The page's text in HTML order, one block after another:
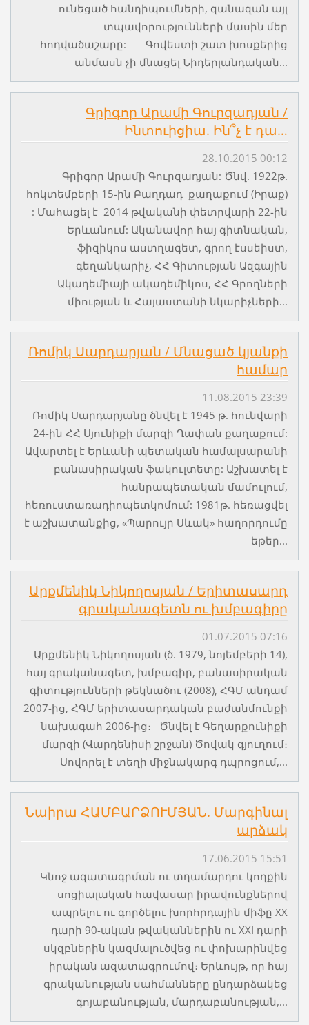
ունեցած հանդիպումների, զանազան այլ
տպավորությունների մասին մեր
հոդվածաշարը: Գովեստի շատ խոսքերից
անմասն չի մնացել Նիդերլանդական...
Գրիգոր Արամի Գուրզադյան /
Ինտուիցիա. Ին՞չ է դա…
28.10.2015 00:12
Գրիգոր Արամի Գուրզադյան: Ծնվ. 1922թ.
հոկտեմբերի 15-ին Բաղդադ քաղաքում (Իրաք)
: Մահացել է 2014 թվականի փետրվարի 22-ին
Երևանում: Ականավոր հայ գիտնական,
ֆիզիկոս աստղագետ, գրող էսսեիստ,
գեղանկարիչ, ՀՀ Գիտության Ազգային
Ակադեմիայի ակադեմիկոս, ՀՀ Գրողների
միության և Հայաստանի նկարիչների...
Ռոմիկ Սարդարյան / Մնացած կյանքի
համար
11.08.2015 23:39
Ռոմիկ Սարդարյանը ծնվել է 1945 թ. հունվարի
24-ին ՀՀ Սյունիքի մարզի Ղափան քաղաքում:
Ավարտել է Երևանի պետական համալսարանի
բանասիրական ֆակուլտետը: Աշխատել է
հանրապետական մամուլում,
հեռուստառադիոպետկոմում: 1981թ. հեռացվել
է աշխատանքից, «Պարույր Սևակ» հաղորդումը
եթեր...
Արքմենիկ Նիկողոսյան / Երիտասարդ
գրականագետն ու խմբագիրը
01.07.2015 07:16
Արքմենիկ Նիկողոսյան (ծ. 1979, նոյեմբերի 14),
հայ գրականագետ, խմբագիր, բանասիրական
գիտությունների թեկնածու (2008), ՀԳՄ անդամ
2007-ից, ՀԳՄ երիտասարդական բաժանմունքի
նախագահ 2006-ից։ Ծնվել է Գեղարքունիքի
մարզի (Վարդենիսի շրջան) Ծովակ գյուղում։
Սովորել է տեղի միջնակարգ դպրոցում,...
Նաիրա ՀԱՄԲԱՐՁՈՒՄՅԱՆ. Մարգինալ
արձակ
17.06.2015 15:51
Կնոջ ազատագրման ու տղամարդու կողքին
սոցիալական հավասար իրավունքներով
ապրելու ու գործելու խորհրդային միֆը XX
դարի 90-ական թվականներին ու XXI դարի
սկզբներին կազմալուծվեց ու փոխարինվեց
իրական ազատագրումով։ Երևույթ, որ հայ
գրականության սահմանները ընդարձակեց
գոյաբանության, մարդաբանության,...